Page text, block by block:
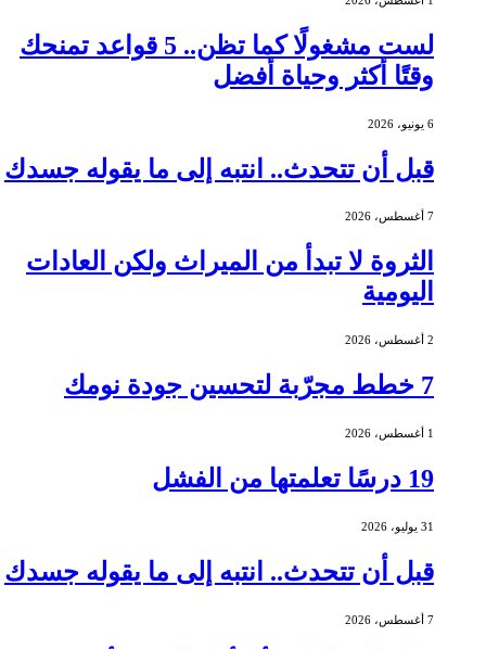
لست مشغولًا كما تظن.. 5 قواعد تمنحك
وقتًا أكثر وحياة أفضل
6 يونيو، 2026
قبل أن تتحدث.. انتبه إلى ما يقوله جسدك
7 أغسطس، 2026
الثروة لا تبدأ من الميراث ولكن العادات
اليومية
2 أغسطس، 2026
7 خطط مجرّبة لتحسين جودة نومك
1 أغسطس، 2026
19 درسًا تعلمتها من الفشل
31 يوليو، 2026
قبل أن تتحدث.. انتبه إلى ما يقوله جسدك
7 أغسطس، 2026